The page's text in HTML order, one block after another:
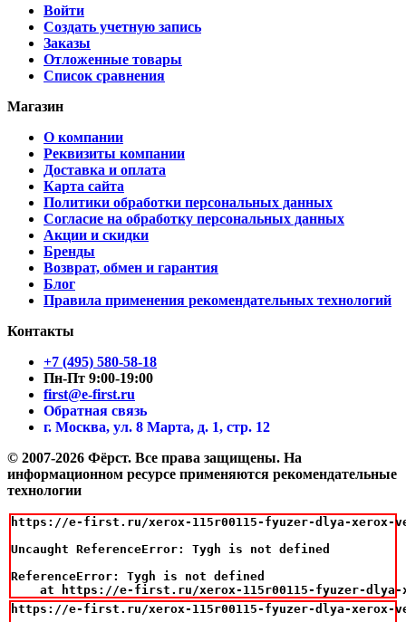
Войти
Создать учетную запись
Заказы
Отложенные товары
Список сравнения
Магазин
О компании
Реквизиты компании
Доставка и оплата
Карта сайта
Политики обработки персональных данных
Согласие на обработку персональных данных
Акции и скидки
Бренды
Возврат, обмен и гарантия
Блог
Правила применения рекомендательных технологий
Контакты
+7 (495) 580-58-18
Пн-Пт 9:00-19:00
first@e-first.ru
Обратная связь
г. Москва, ул. 8 Марта, д. 1, стр. 12
© 2007-2026 Фёрст. Все права защищены. На
информационном ресурсе применяются рекомендательные
технологии
https://e-first.ru/xerox-115r00115-fyuzer-dlya-xerox-
Uncaught ReferenceError: Tygh is not defined
ReferenceError: Tygh is not defined
at https://e-first.ru/xerox-115r00115-fyuzer-
https://e-first.ru/xerox-115r00115-fyuzer-dlya-xerox-